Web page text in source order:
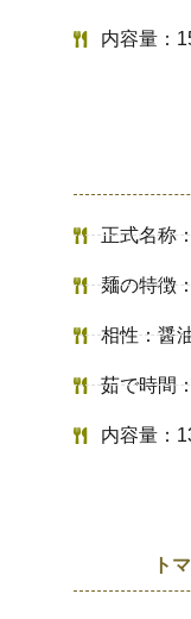
内容量：
正式名称
麺の特徴
相性：醤
茹で時間
内容量：
ト